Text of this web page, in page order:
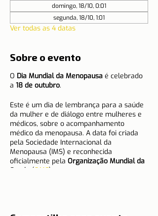
domingo, 18/10, 0:01
segunda, 18/10, 1:01
Ver todas as 4 datas
Sobre o evento
O Dia Mundial da Menopausa é celebrado
a 18 de outubro.
Este é um dia de lembrança para a saúde
da mulher e de diálogo entre mulheres e
médicos, sobre o acompanhamento
médico da menopausa. A data foi criada
pela Sociedade Internacional da
Menopausa (IMS) e reconhecida
oficialmente pela Organização Mundial da
Saude
(OMS).